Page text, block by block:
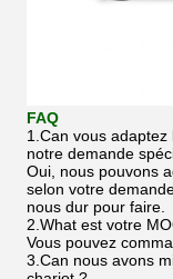
FAQ
1.Can vous
notre demande
Oui, nous pouvons
selon votre
nous dur pour faire.
2.What est votre
Vous pouvez
3.Can nous avons